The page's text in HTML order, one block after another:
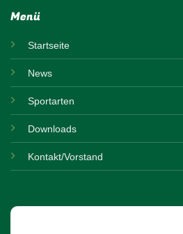
Menü
Startseite
News
Sportarten
Downloads
Kontakt/Vorstand